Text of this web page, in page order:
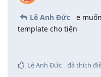
Lê Anh Đức
e
template cho tiện
Lê Anh Đức
đã thích